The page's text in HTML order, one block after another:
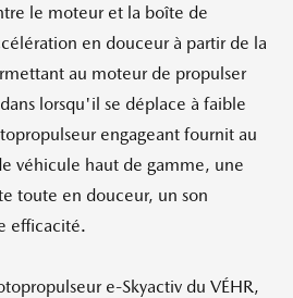
le moteur et la boîte de
en douceur à partir de la
au moteur de propulser
lorsqu'il se déplace à faible
engageant fournit au
véhicule haut de gamme, une
toute en douceur, un son
efficacité.
e-Skyactiv du VÉHR,